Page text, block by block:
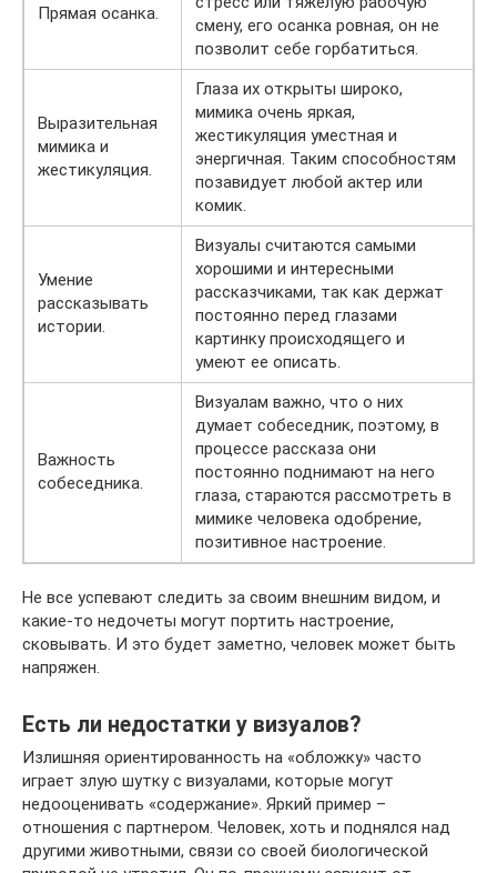
Прямая осанка.
смену, его осанка ровная, он не
позволит себе горбатиться.
Выразительная
мимика и
жестикуляция.
Глаза их открыты широко,
мимика очень яркая,
жестикуляция уместная и
энергичная. Таким способностям
позавидует любой актер или
комик.
Умение
рассказывать
истории.
Визуалы считаются самыми
хорошими и интересными
рассказчиками, так как держат
постоянно перед глазами
картинку происходящего и
умеют ее описать.
Важность
собеседника.
Визуалам важно, что о них
думает собеседник, поэтому, в
процессе рассказа они
постоянно поднимают на него
глаза, стараются рассмотреть в
мимике человека одобрение,
позитивное настроение.
Не все успевают следить за своим внешним видом, и
какие-то недочеты могут портить настроение,
сковывать. И это будет заметно, человек может быть
напряжен.
Есть ли недостатки у визуалов?
Излишняя ориентированность на «обложку» часто
играет злую шутку с визуалами, которые могут
недооценивать «содержание». Яркий пример –
отношения с партнером. Человек, хоть и поднялся над
другими животными, связи со своей биологической